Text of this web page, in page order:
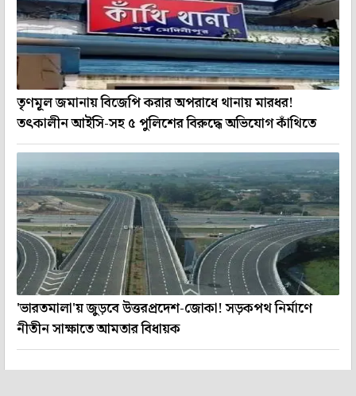
তৃণমূূল জমানায় বিজেপি করার অপরাধে থানায় মারধর!
তৎকালীন আইসি-সহ ৫ পুলিশের বিরুদ্ধে অভিযোগ কাঁথিতে
'ভারতমালা'য় জুড়বে উত্তরপ্রদেশ-জোকা! সড়কপথ নির্মাণে
নীতীন সাক্ষাতে আমতার বিধায়ক